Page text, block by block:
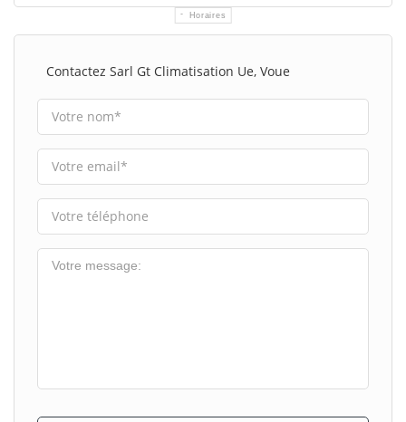
Horaires
Contactez Sarl Gt Climatisation Ue, Voue